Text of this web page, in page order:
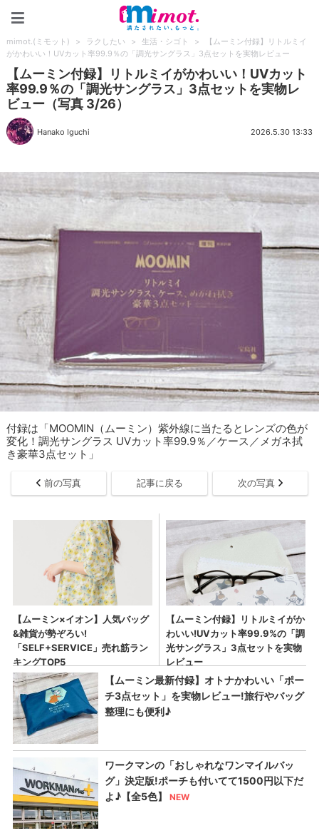
mimot.(ミモット) > ラクしたい > 生活・シゴト >
【ムーミン付録】リトルミイ
がかわいい！UVカット率99.9％の「調光サングラス」3点セットを実物レビュー
【ムーミン付録】リトルミイがかわいい！UVカット
率99.9％の「調光サングラス」3点セットを実物レ
ビュー（写真 3/26）
Hanako Iguchi 2026.5.30 13:33
付録は「MOOMIN（ムーミン）紫外線に当たるとレンズの色が
変化！調光サングラス UVカット率99.9％／ケース／メガネ拭
き豪華3点セット」
前の写真 記事に戻る 次の写真